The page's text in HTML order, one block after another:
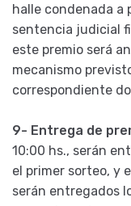
halle condenada a
sentencia judicial
este premio será
mecanismo
correspondiente
9- Entrega de
10:00 hs., serán
el primer sorteo, y
serán entregados